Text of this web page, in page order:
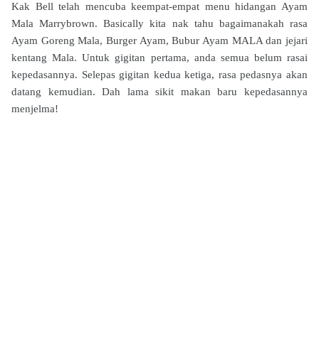
Kak Bell telah mencuba keempat-empat menu hidangan Ayam
Mala Marrybrown. Basically kita nak tahu bagaimanakah rasa
Ayam Goreng Mala, Burger Ayam, Bubur Ayam MALA dan jejari
kentang Mala. Untuk gigitan pertama, anda semua belum rasai
kepedasannya. Selepas gigitan kedua ketiga, rasa pedasnya akan
datang kemudian. Dah lama sikit makan baru kepedasannya
menjelma!